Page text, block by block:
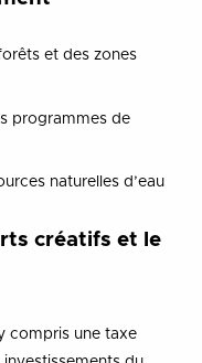
et des zones
programmes de
naturelles d’eau
créatifs et le
compris une taxe